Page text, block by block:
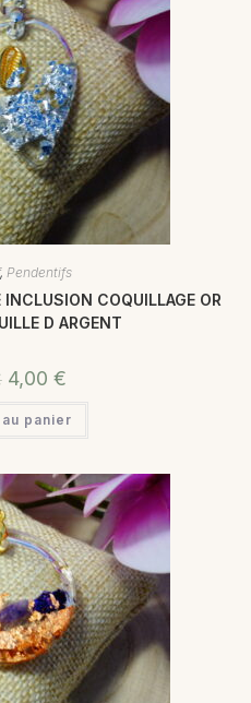
, Pendentifs
INCLUSION COQUILLAGE OR
D ARGENT
4,00 €
panier